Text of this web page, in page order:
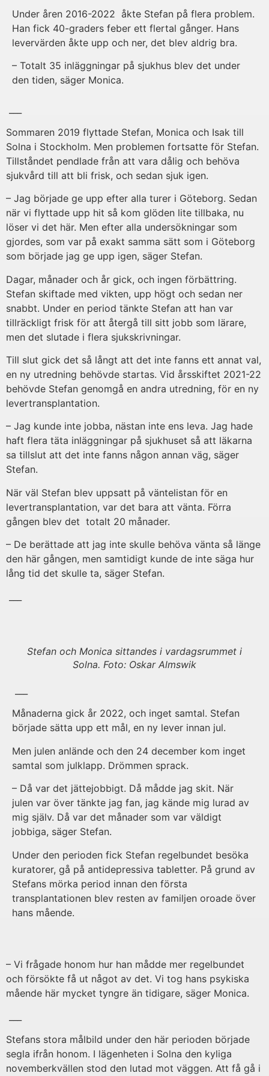
Under åren 2016-2022 åkte Stefan på flera problem.
Han fick 40-graders feber ett flertal gånger. Hans
levervärden åkte upp och ner, det blev aldrig bra.
– Totalt 35 inläggningar på sjukhus blev det under
den tiden, säger Monica.
Sommaren 2019 flyttade Stefan, Monica och Isak till
Solna i Stockholm. Men problemen fortsatte för Stefan.
Tillståndet pendlade från att vara dålig och behöva
sjukvård till att bli frisk, och sedan sjuk igen.
– Jag började ge upp efter alla turer i Göteborg. Sedan
när vi flyttade upp hit så kom glöden lite tillbaka, nu
löser vi det här. Men efter alla undersökningar som
gjordes, som var på exakt samma sätt som i Göteborg
som började jag ge upp igen, säger Stefan.
Dagar, månader och år gick, och ingen förbättring.
Stefan skiftade med vikten, upp högt och sedan ner
snabbt. Under en period tänkte Stefan att han var
tillräckligt frisk för att återgå till sitt jobb som lärare,
men det slutade i flera sjukskrivningar.
Till slut gick det så långt att det inte fanns ett annat val,
en ny utredning behövde startas. Vid årsskiftet 2021-22
behövde Stefan genomgå en andra utredning, för en ny
levertransplantation.
– Jag kunde inte jobba, nästan inte ens leva. Jag hade
haft flera täta inläggningar på sjukhuset så att läkarna
sa tillslut att det inte fanns någon annan väg, säger
Stefan.
När väl Stefan blev uppsatt på väntelistan för en
levertransplantation, var det bara att vänta. Förra
gången blev det totalt 20 månader.
– De berättade att jag inte skulle behöva vänta så länge
den här gången, men samtidigt kunde de inte säga hur
lång tid det skulle ta, säger Stefan.
Stefan och Monica sittandes i vardagsrummet i
Solna. Foto: Oskar Almswik
Månaderna gick år 2022, och inget samtal. Stefan
började sätta upp ett mål, en ny lever innan jul.
Men julen anlände och den 24 december kom inget
samtal som julklapp. Drömmen sprack.
– Då var det jättejobbigt. Då mådde jag skit. När
julen var över tänkte jag fan, jag kände mig lurad av
mig själv. Då var det månader som var väldigt
jobbiga, säger Stefan.
Under den perioden fick Stefan regelbundet besöka
kuratorer, gå på antidepressiva tabletter. På grund av
Stefans mörka period innan den första
transplantationen blev resten av familjen oroade över
hans mående.
– Vi frågade honom hur han mådde mer regelbundet
och försökte få ut något av det. Vi tog hans psykiska
mående här mycket tyngre än tidigare, säger Monica.
Stefans stora målbild under den här perioden började
segla ifrån honom. I lägenheten i Solna den kyliga
novemberkvällen stod den lutad mot väggen. Att få gå i